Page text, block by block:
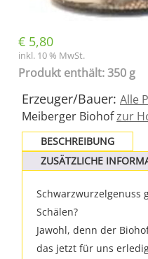
€ 5,80
inkl. 10 % MwSt.
Produkt enthält: 350 g
Erzeuger/Bauer: Alle
Meiberger Biohofzur
BESCHREIBUNG
ZUSÄTZLICHE
Schwarzwurzelgenuss
Schälen?
Jawohl, denn der
das jetzt für uns